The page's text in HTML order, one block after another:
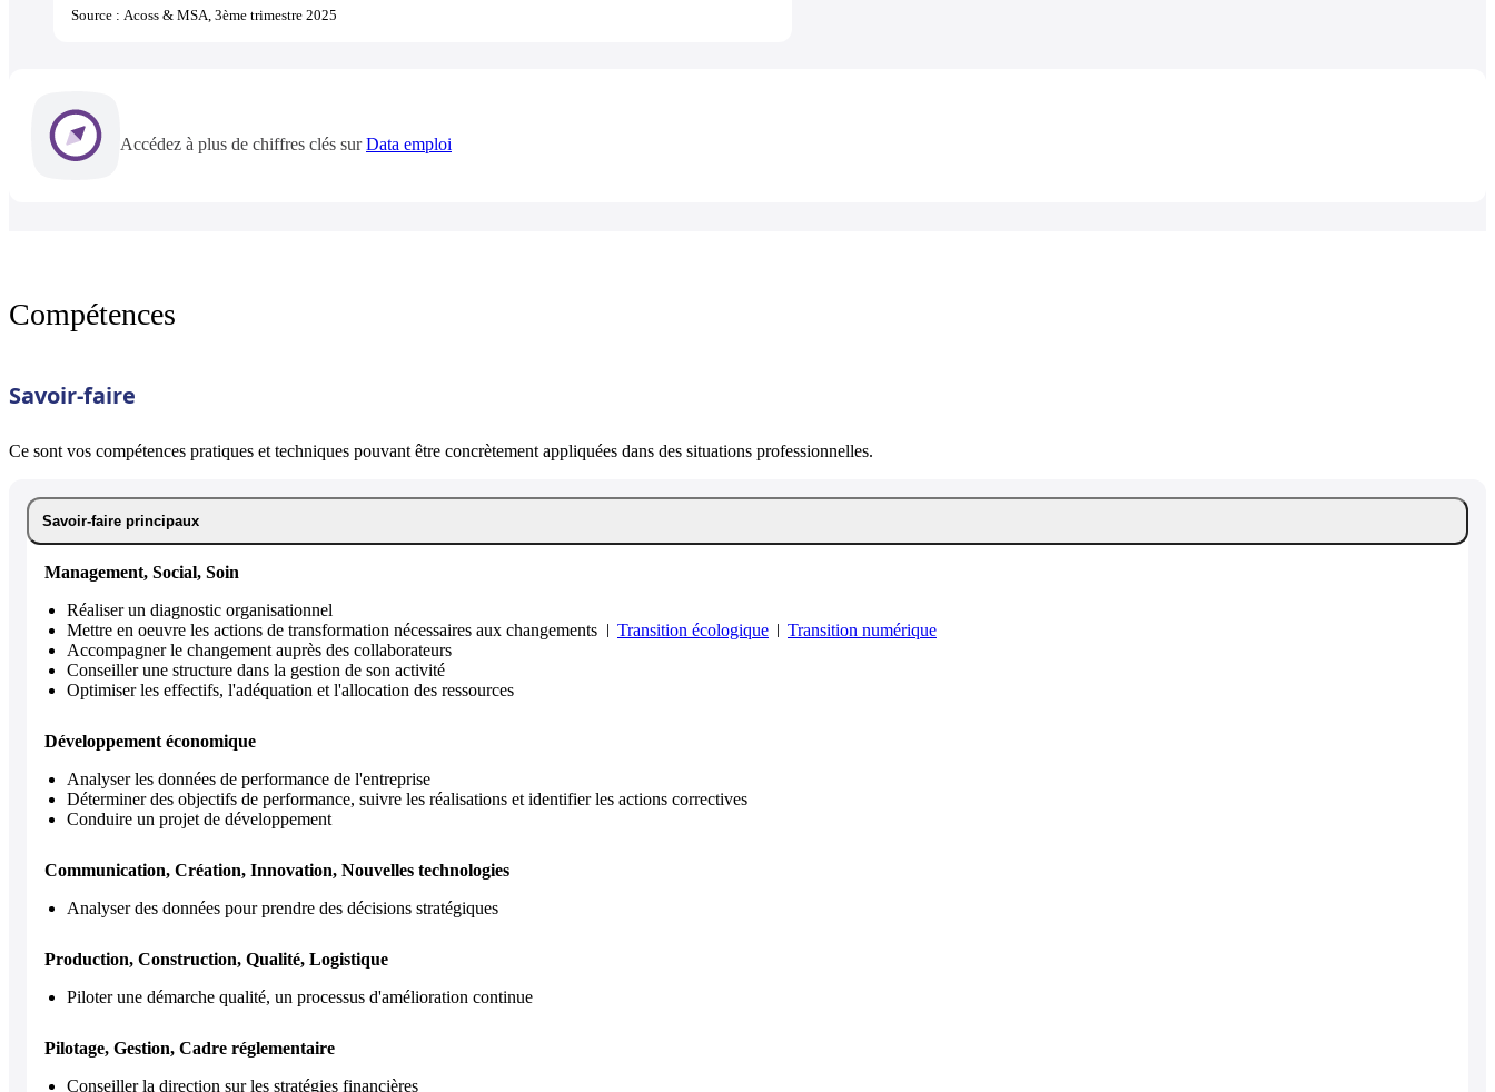
Source : Acoss & MSA, 3ème trimestre 2025
Accédez à plus de chiffres clés surData emploi
Compétences
Savoir-faire
Ce sont vos compétences pratiques et techniques pouvant être concrètement appliquées dans des situations professionnelles.
Savoir-faire principaux
Management, Social, Soin
Réaliser un diagnostic organisationnel
Mettre en oeuvre les actions de transformation nécessaires aux changements
Transition écologique
Transition numérique
Accompagner le changement auprès des collaborateurs
Conseiller une structure dans la gestion de son activité
Optimiser les effectifs, l'adéquation et l'allocation des ressources
Développement économique
Analyser les données de performance de l'entreprise
Déterminer des objectifs de performance, suivre les réalisations et identifier les actions correctives
Conduire un projet de développement
Communication, Création, Innovation, Nouvelles technologies
Analyser des données pour prendre des décisions stratégiques
Production, Construction, Qualité, Logistique
Piloter une démarche qualité, un processus d'amélioration continue
Pilotage, Gestion, Cadre réglementaire
Conseiller la direction sur les stratégies financières